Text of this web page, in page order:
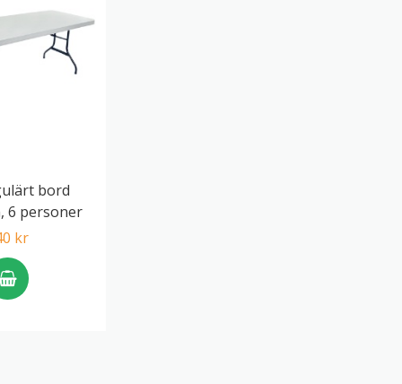
bord
6 personer
kr